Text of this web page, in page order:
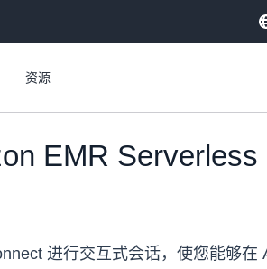
资源
EMR
进行交互式会话，使您能够